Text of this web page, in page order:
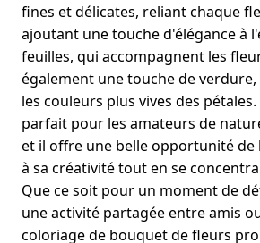
fines et délicates, reliant chaque
ajoutant une touche d'élégance à
feuilles, qui accompagnent les
également une touche de
les couleurs plus vives des
parfait pour les amateurs de
et il offre une belle opportunité de
à sa créativité tout en se
Que ce soit pour un moment de
une activité partagée entre amis
coloriage de bouquet de fleurs